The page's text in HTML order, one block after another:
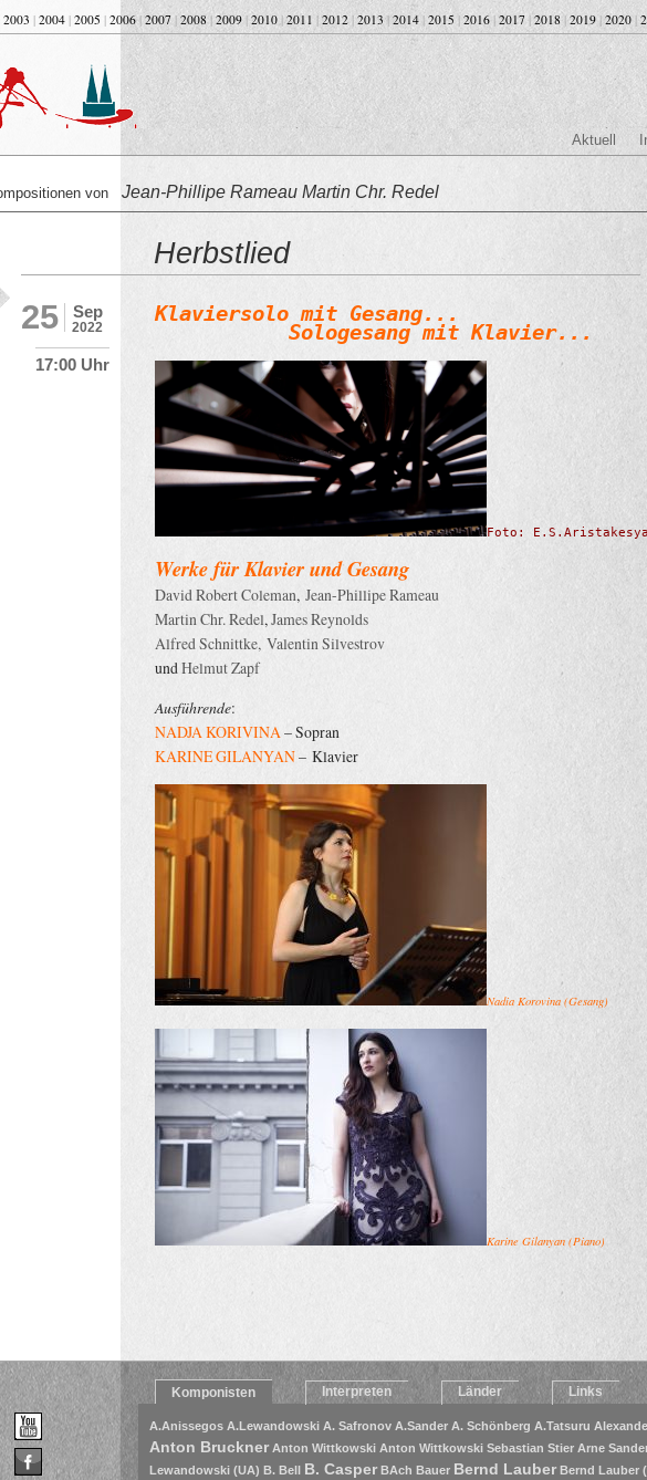
2003 | 2004 | 2005 | 2006| 2007 | 2008 | 2009 | 2010| 2011 | 2012 | 2013| 2014 | 2015 | 2016 | 2017| 2018 |2019 | 2020 |
Aktuell
von Jean-Phillipe Rameau Martin Chr. Redel
Herbstlied
Sep
2022
25
17:00 Uhr
Klaviersolo mit Gesang...
Sologesang mit Klavier...
Foto:
Werke für Klavier und Gesang
David Robert Coleman,Jean-Phillipe Rameau
Martin Chr. Redel,James Reynolds
Alfred Schnittke,Valentin Silvestrov
undHelmut Zapf
Ausführende:
NADJA KORIVINA– Sopran
KARINE GILANYAN– Klavier
Nadia Korovina (Gesang)
Karine Gilanyan (Piano)
Komponisten Interpreten Länder Links
A.Anissegos A.Lewandowski A. Safronov A.Sander A. Schönberg A.Tatsuru
Anton Bruckner Anton Wittkowski Anton Wittkowski Sebastian Stier Arne
Lewandowski (UA) B. Bell B. Casper BAch Bauer Bernd Lauber Bernd Lauber